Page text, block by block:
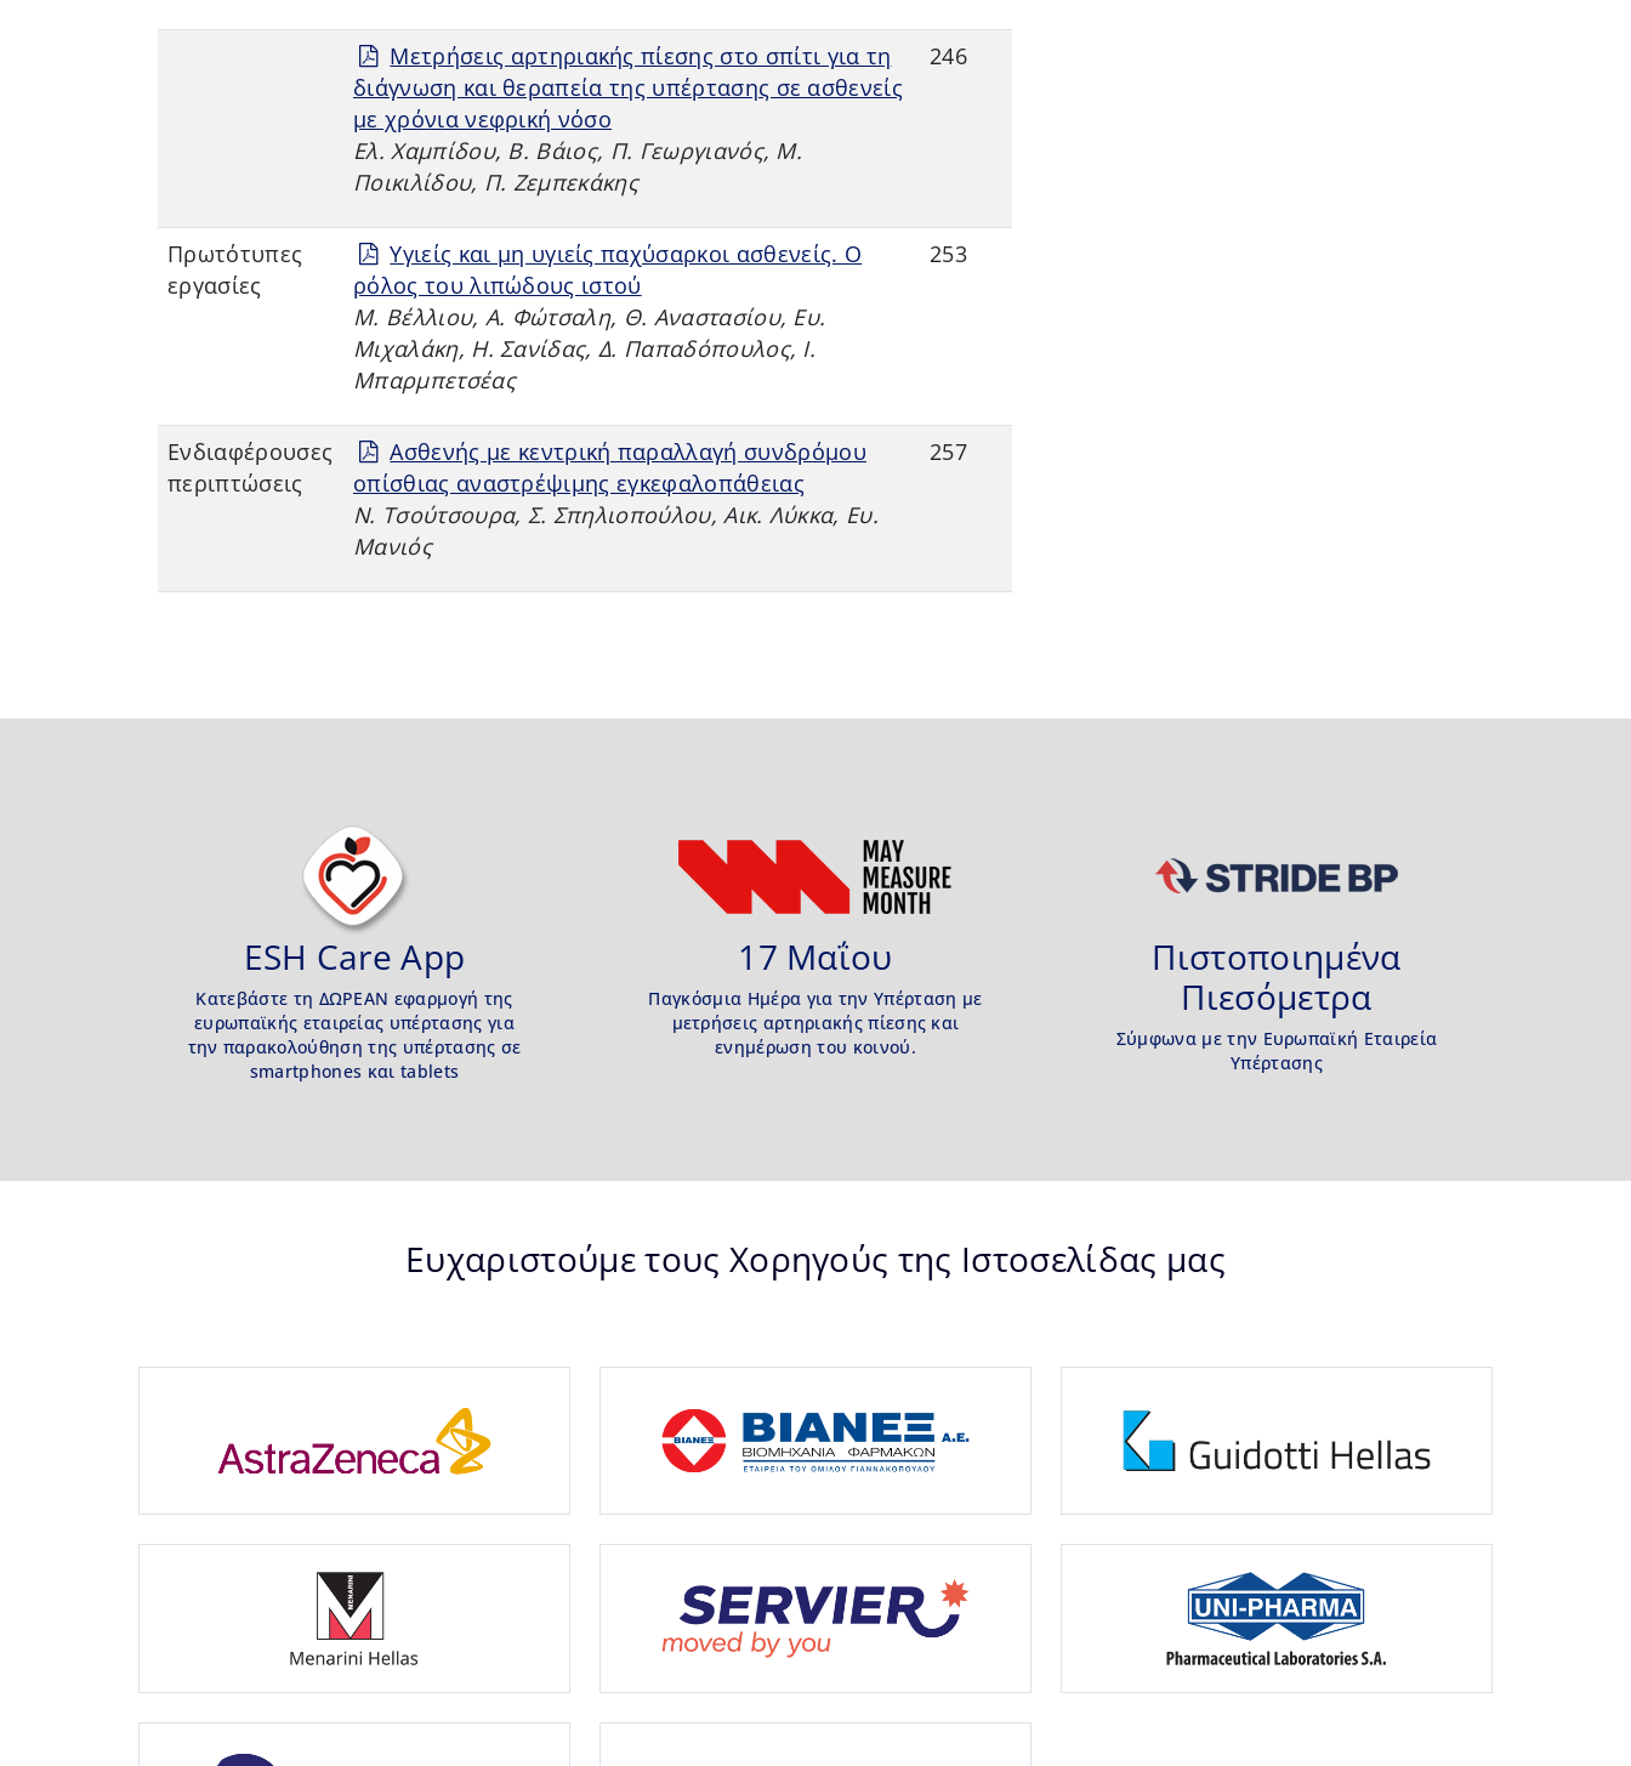
Μετρήσεις αρτηριακής πίεσης στο σπίτι για τη
διάγνωση και θεραπεία της υπέρτασης σε ασθενείς
με χρόνια νεφρική νόσο
Ελ. Χαμπίδου, Β. Βάιος, Π. Γεωργιανός, Μ.
Ποικιλίδου, Π. Ζεμπεκάκης
246
Πρωτότυπες
εργασίες
Υγιείς και μη υγιείς παχύσαρκοι ασθενείς. Ο
ρόλος του λιπώδους ιστού
Μ. Βέλλιου, Α. Φώτσαλη, Θ. Αναστασίου, Ευ.
Μιχαλάκη, Η. Σανίδας, Δ. Παπαδόπουλος, Ι.
Μπαρμπετσέας
253
Ενδιαφέρουσες
περιπτώσεις
Ασθενής με κεντρική παραλλαγή συνδρόμου
οπίσθιας αναστρέψιμης εγκεφαλοπάθειας
Ν. Τσούτσουρα, Σ. Σπηλιοπούλου, Αικ. Λύκκα, Ευ.
Μανιός
257
ESH Care App
Κατεβάστε τη ΔΩΡΕΑΝ εφαρμογή της
ευρωπαϊκής εταιρείας υπέρτασης για
την παρακολούθηση της υπέρτασης σε
smartphones και tablets
17 Μαΐου
Παγκόσμια Ημέρα για την Υπέρταση με
μετρήσεις αρτηριακής πίεσης και
ενημέρωση του κοινού.
Πιστοποιημένα
Πιεσόμετρα
Σύμφωνα με την Ευρωπαϊκή Εταιρεία
Υπέρτασης
Ευχαριστούμε τους Χορηγούς της Ιστοσελίδας μας